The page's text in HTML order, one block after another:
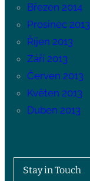
Březen 2014
Prosinec 2013
Říjen 2013
Září 2013
Červen 2013
Květen 2013
Duben 2013
Stay in Touch